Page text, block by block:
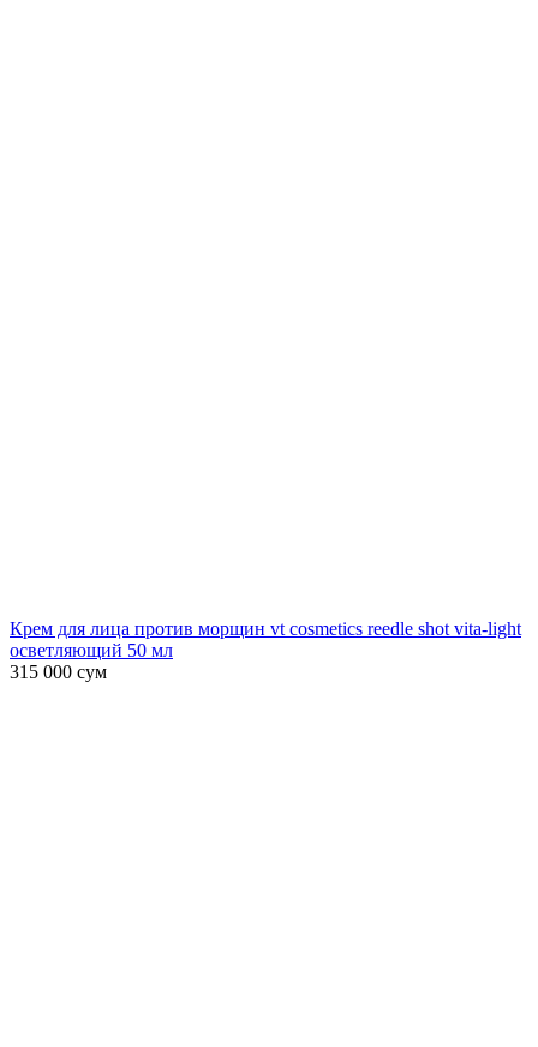
Крем для лица против морщин vt cosmetics reedle shot vita-light
осветляющий 50 мл
315 000 сум